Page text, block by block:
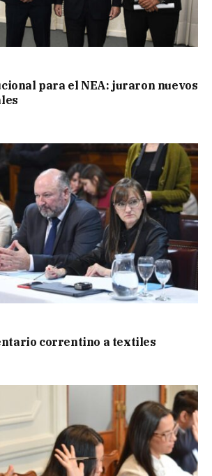
para el NEA: juraron nuevos
correntino a textiles